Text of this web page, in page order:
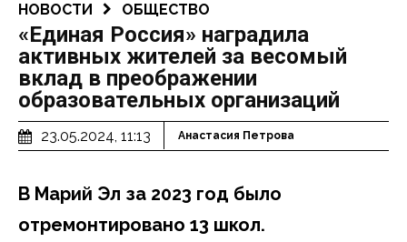
НОВОСТИ ОБЩЕСТВО
«Единая Россия» наградила
активных жителей за весомый
вклад в преображении
образовательных организаций
23.05.2024, 11:13 Анастасия Петрова
В Марий Эл за 2023 год было
отремонтировано 13 школ.